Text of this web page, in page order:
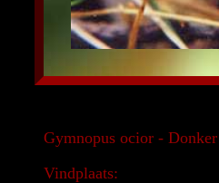
Gymnopus ocior -
Vindplaats: